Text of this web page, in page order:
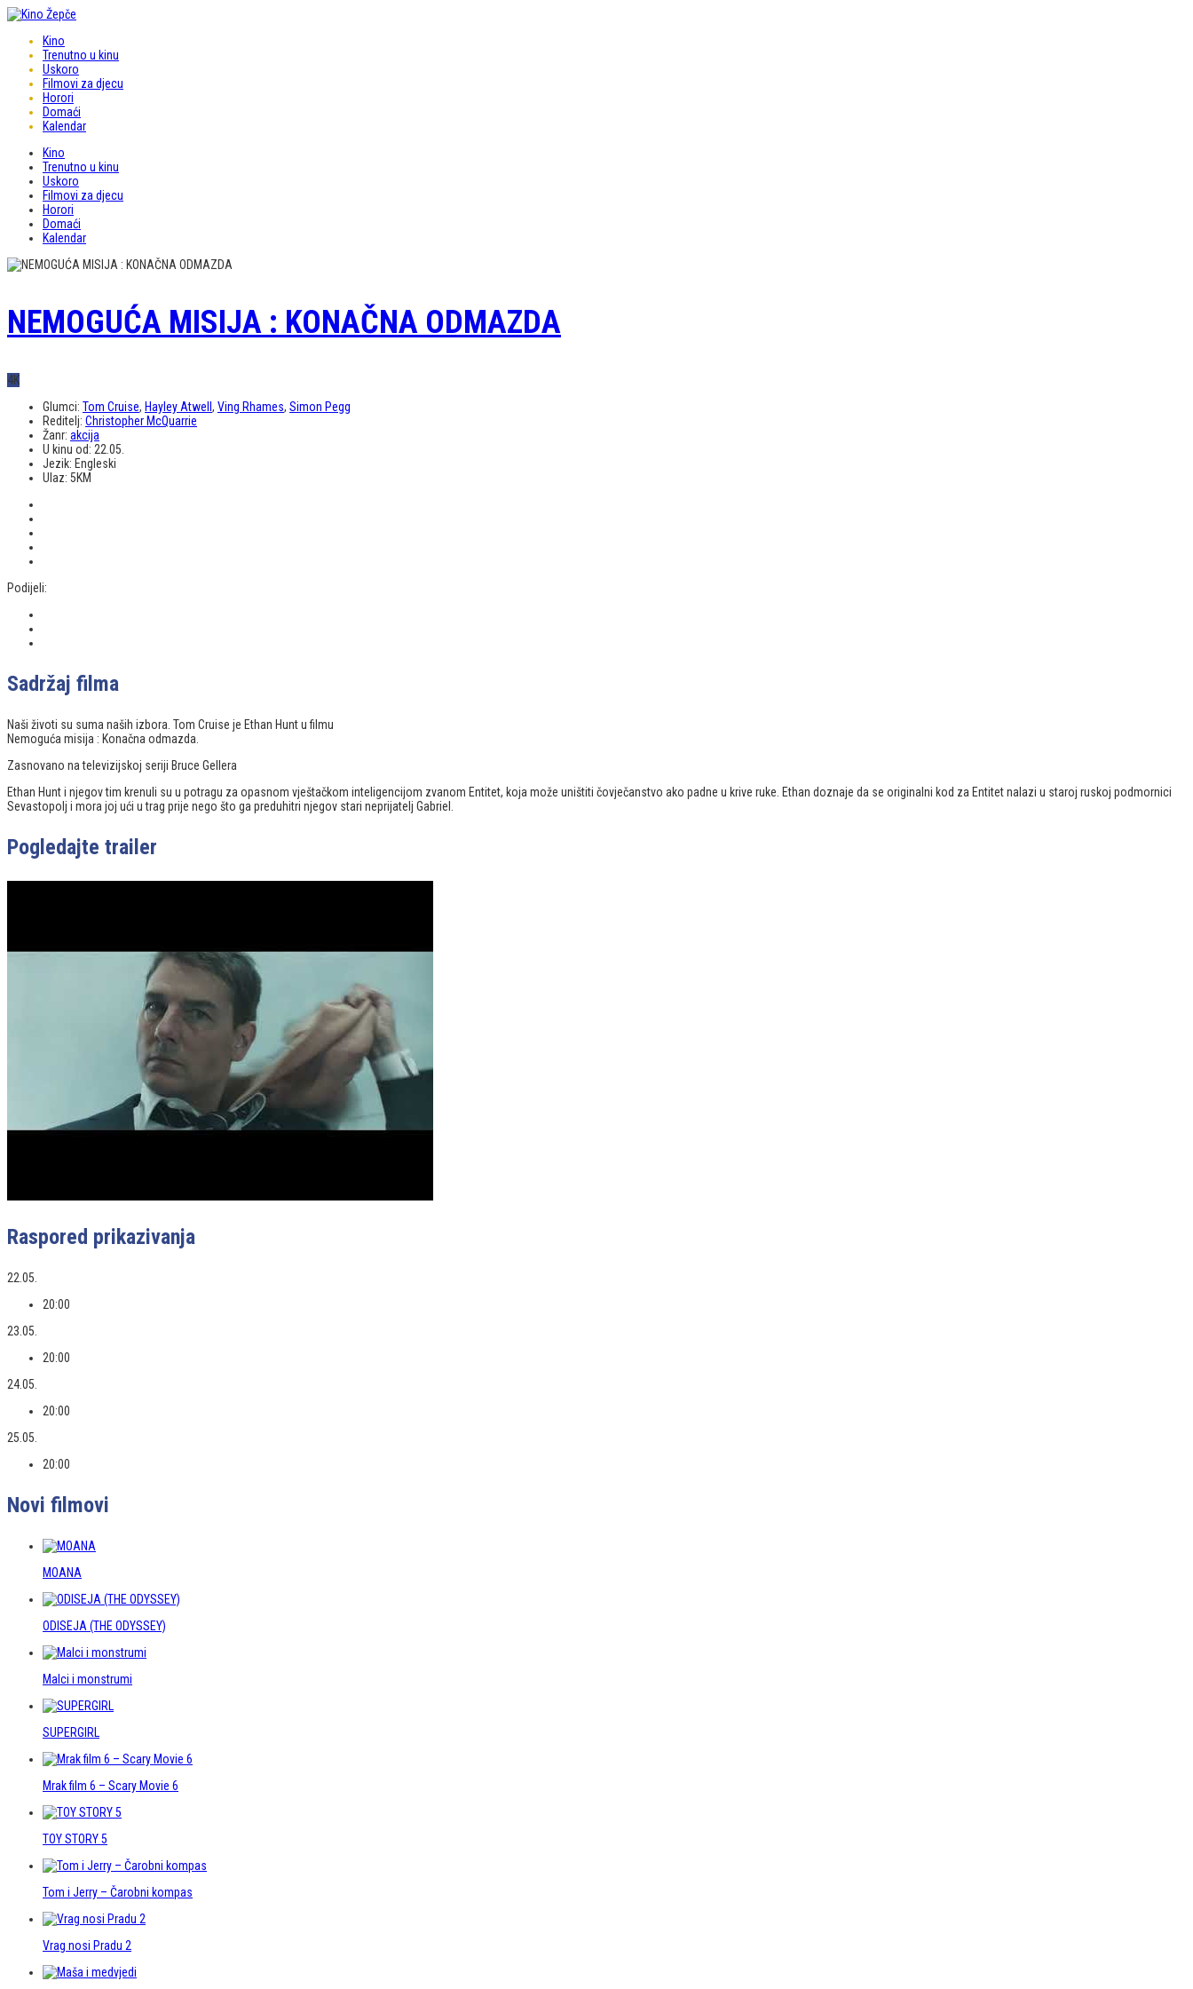
Kino
Trenutno u kinu
Uskoro
Filmovi za djecu
Horori
Domaći
Kalendar
Kino
Trenutno u kinu
Uskoro
Filmovi za djecu
Horori
Domaći
Kalendar
NEMOGUĆA MISIJA : KONAČNA ODMAZDA
4K
Glumci: Tom Cruise, Hayley Atwell , Ving Rhames, Simon Pegg
Reditelj: Christopher McQuarrie
Žanr: akcija
U kinu od: 22.05.
Jezik: Engleski
Ulaz: 5KM
Podijeli:
Sadržaj filma
Naši životi su suma naših izbora. Tom Cruise je Ethan Hunt u filmu
Nemoguća misija : Konačna odmazda.
Zasnovano na televizijskoj seriji Bruce Gellera
Ethan Hunt i njegov tim krenuli su u potragu za opasnom vještačkom inteligencijom zvanom Entitet, koja može uništiti čovječanstvo ako padne u krive ruke. Ethan doznaje da se originalni kod za Entitet nalazi u staroj ruskoj podmornici
Sevastopolj i mora joj ući u trag prije nego što ga preduhitri njegov stari neprijatelj Gabriel.
Pogledajte trailer
Raspored prikazivanja
22.05.
20:00
23.05.
20:00
24.05.
20:00
25.05.
20:00
Novi filmovi
MOANA
ODISEJA (THE ODYSSEY)
Malci i monstrumi
SUPERGIRL
Mrak film 6 – Scary Movie 6
TOY STORY 5
Tom i Jerry – Čarobni kompas
Vrag nosi Pradu 2